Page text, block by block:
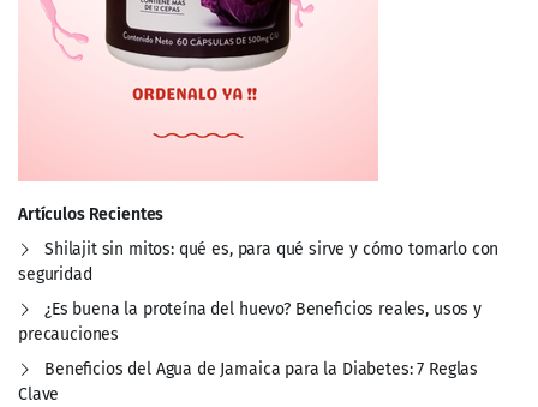
Artículos Recientes
Shilajit sin mitos: qué es, para qué sirve y cómo tomarlo con
seguridad
¿Es buena la proteína del huevo? Beneficios reales, usos y
precauciones
Beneficios del Agua de Jamaica para la Diabetes: 7 Reglas
Clave